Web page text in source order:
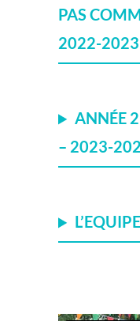
PAS
2022-2023
ANNÉE
– 2023-